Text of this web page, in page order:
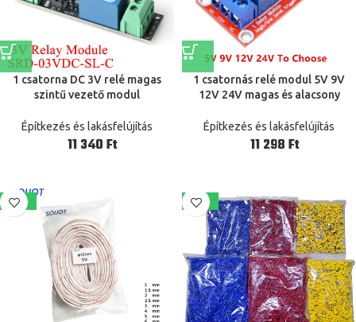
1 csatorna DC 3V relé magas
szintű vezető modul
elszigetelt meghajtó vezérlő
kártya Arduino
Építkezés és lakásfelújítás
Ft
1 csatornás relé modul 5V 9V
12V 24V magas és alacsony
kapcsoló OptoCoupler modullal
Építkezés és lakásfelújítás
Ft
-42% -19%